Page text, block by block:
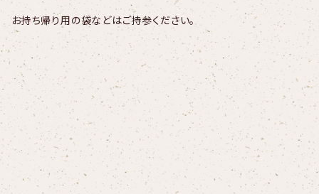
お持ち帰り用の袋などはご持参ください。